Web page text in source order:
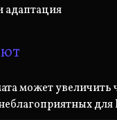
адаптация
может увеличить